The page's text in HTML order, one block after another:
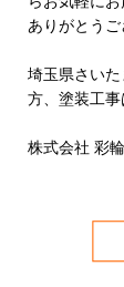
ありがとうご
埼玉県さい
方、塗装工
株式会社 彩